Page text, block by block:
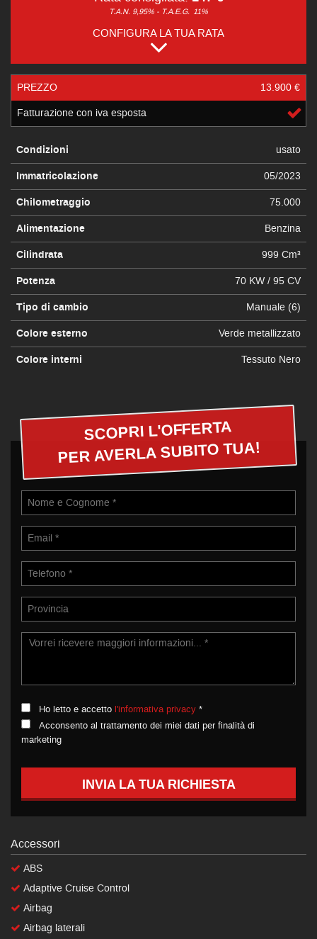
T.A.N. 9,95% - T.A.E.G. 11%
CONFIGURA LA TUA RATA
PREZZO
13.900 €
Fatturazione con iva esposta
Condizioni usato
Immatricolazione 05/2023
Chilometraggio 75.000
Alimentazione Benzina
Cilindrata 999 Cm³
Potenza 70 KW / 95 CV
Tipo di cambio Manuale (6)
Colore esterno Verde metallizzato
Colore interni Tessuto Nero
SCOPRI L'OFFERTA
PER AVERLA SUBITO TUA!
Ho letto e accetto l'informativa privacy *
Acconsento al trattamento dei miei dati per finalità di
marketing
INVIA LA TUA RICHIESTA
Accessori
ABS
Adaptive Cruise Control
Airbag
Airbag laterali